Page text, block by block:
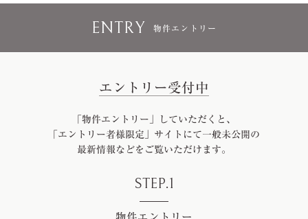
ENTRY 物件エントリー
エントリー受付中
「物件エントリー」していただくと、
「エントリー者様限定」サイトにて一般未公開の
最新情報などをご覧いただけます。
STEP.1